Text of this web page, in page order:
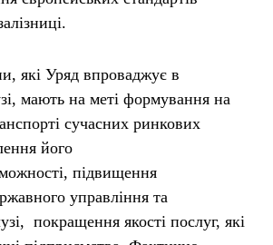
які Уряд впроваджує в
мають на меті формування на
сучасних ринкових
його
підвищення
управління та
покращення якості послуг, які